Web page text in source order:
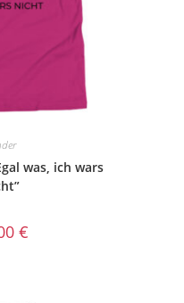
was, ich wars
€